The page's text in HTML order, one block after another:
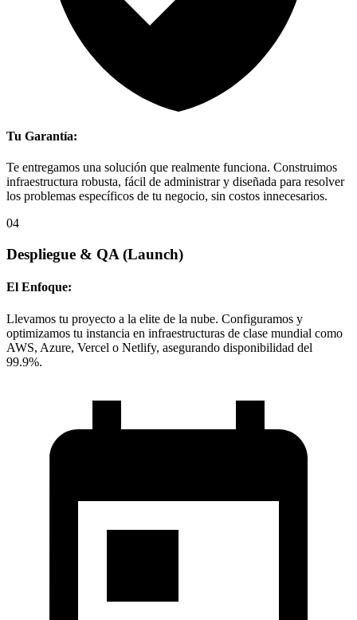
Tu Garantía:
Te entregamos una solución que realmente funciona. Construimos
infraestructura robusta, fácil de administrar y diseñada para resolver
los problemas específicos de tu negocio, sin costos innecesarios.
04
Despliegue & QA (Launch)
El Enfoque:
Llevamos tu proyecto a la elite de la nube. Configuramos y
optimizamos tu instancia en infraestructuras de clase mundial como
AWS, Azure, Vercel o Netlify, asegurando disponibilidad del
99.9%.